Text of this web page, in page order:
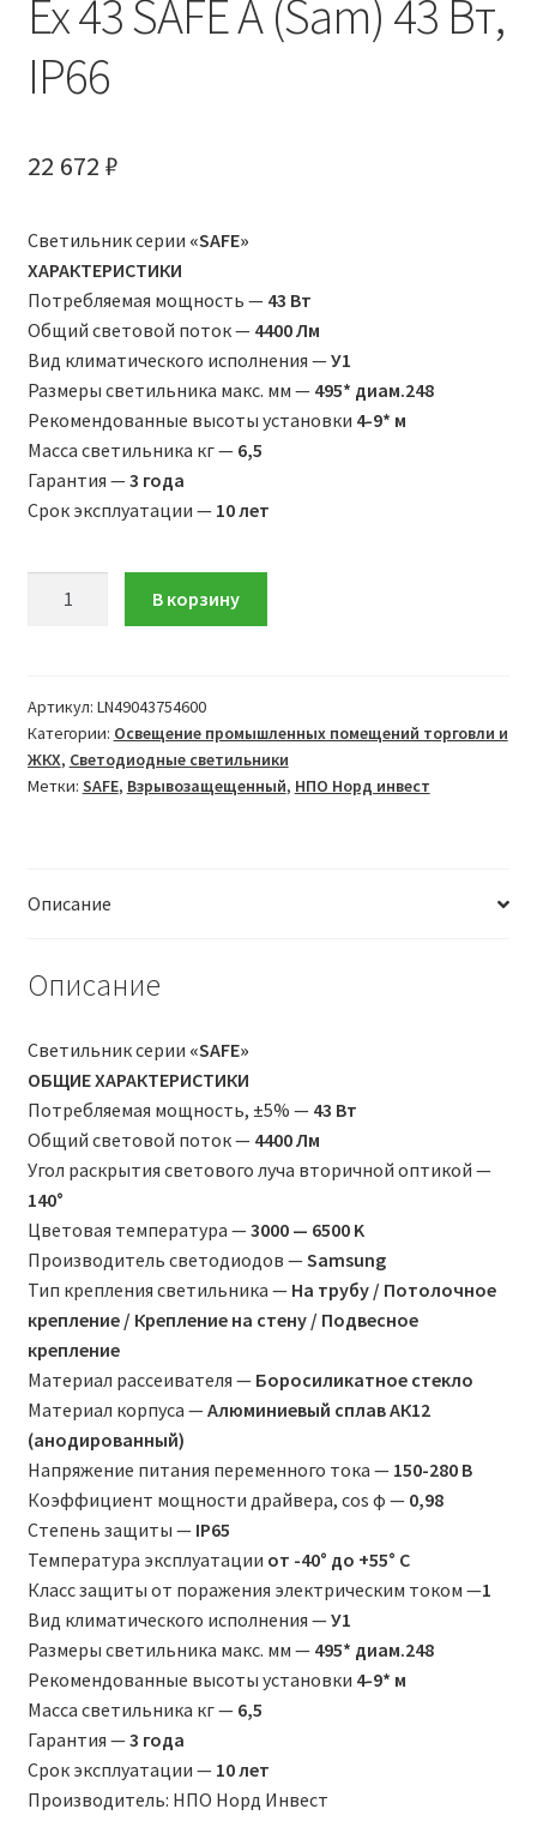
Оформление заказа
Правила и условия
Условия доставки
Ex 43 SAFE A (Sam) 43 Вт,
IP66
22 672 ₽
Светильник серии «SAFE»
ХАРАКТЕРИСТИКИ
Потребляемая мощность — 43 Вт
Общий световой поток —4400 Лм
Вид климатического исполнения —У1
Размеры светильника макс. мм — 495* диам.248
Рекомендованные высоты установки 4-9* м
Масса светильника кг —6,5
Гарантия —3 года
Срок эксплуатации —10 лет
Prom
Ex
43
SAFE
Вт,
В корзину
Артикул: LN49043754600
Категории: Освещение промышленных помещений торговли и
ЖКХ, Светодиодные светильники
Метки: SAFE, Взрывозащещенный, НПО Норд инвест
Описание
Описание
Светильник серии «SAFE»
ОБЩИЕ ХАРАКТЕРИСТИКИ
Потребляемая мощность, ±5% — 43 Вт
Общий световой поток —4400 Лм
Угол раскрытия светового луча вторичной оптикой —
140°
Цветовая температура —3000 — 6500 K
Производитель светодиодов —Samsung
Тип крепления светильника — На трубу / Потолочное
крепление / Крепление на стену / Подвесное
крепление
Материал рассеивателя — Боросиликатное стекло
Материал корпуса —Алюминиевый сплав АК12
(анодированный)
Напряжение питания переменного тока —150-280 В
Коэффициент мощности драйвера, соs φ —0,98
Степень защиты —IP65
Температура эксплуатации от -40° до +55° С
Класс защиты от поражения электрическим током —1
Вид климатического исполнения —У1
Размеры светильника макс. мм — 495* диам.248
Рекомендованные высоты установки 4-9* м
Масса светильника кг —6,5
Гарантия —3 года
Срок эксплуатации —10 лет
Производитель: НПО Норд Инвест